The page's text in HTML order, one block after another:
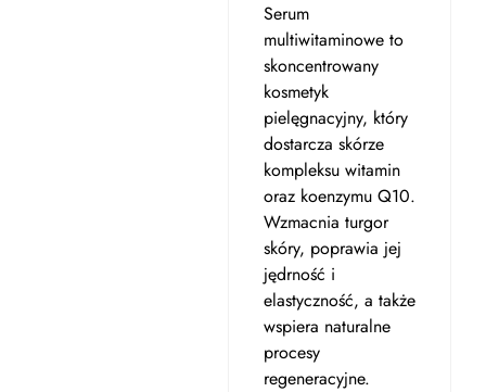
Serum
multiwitaminowe to
skoncentrowany
kosmetyk
pielęgnacyjny, który
dostarcza skórze
kompleksu witamin
oraz koenzymu Q10.
Wzmacnia turgor
skóry, poprawia jej
jędrność i
elastyczność, a także
wspiera naturalne
procesy
regeneracyjne.